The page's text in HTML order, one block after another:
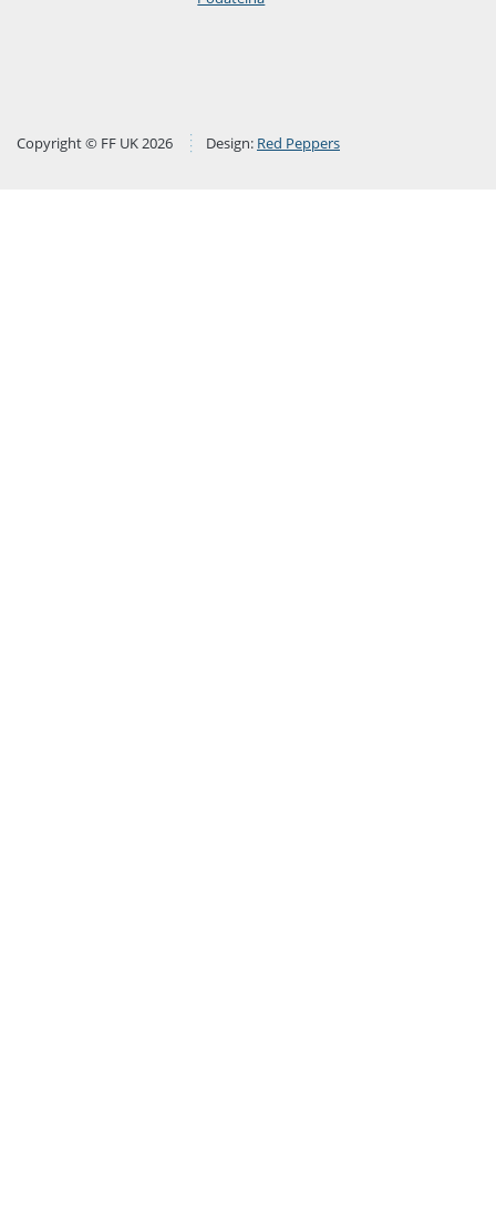
Copyright © FF UK 2026 Design: Red Peppers